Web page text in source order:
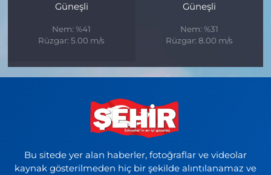
Güneşli
Nem: %41
Rüzgar: 5.00 m/s
Güneşli
Nem: %31
Rüzgar: 8.00 m/s
Bu sitede yer alan haberler, fotoğraflar ve videolar
kaynak gösterilmeden hiç bir şekilde alıntılanamaz ve